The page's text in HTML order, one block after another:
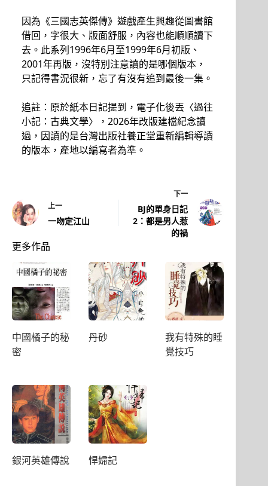
因為《三國志英傑傳》遊戲產生興趣從圖書館
借回，字很大、版面舒服，內容也能順順讀下
去。此系列1996年6月至1999年6月初版、
2001年再版，沒特別注意讀的是哪個版本，
只記得書況很新，忘了有沒有追到最後一集。
追註：原於紙本日記提到，電子化後丟〈過往
小記：古典文學〉，2026年改版建檔紀念讀
過，因讀的是台灣出版社養正堂重新編輯導讀
的版本，產地以編寫者為準。
上一
一吻定江山
下一
BJ的單身日記
2：都是男人惹
的禍
更多作品
中國橘子的秘
密
丹砂
我有特殊的睡
覺技巧
銀河英雄傳說 悍婦記